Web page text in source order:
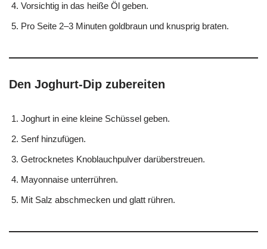
Vorsichtig in das heiße Öl geben.
Pro Seite 2–3 Minuten goldbraun und knusprig braten.
Den Joghurt-Dip zubereiten
Joghurt in eine kleine Schüssel geben.
Senf hinzufügen.
Getrocknetes Knoblauchpulver darüberstreuen.
Mayonnaise unterrühren.
Mit Salz abschmecken und glatt rühren.